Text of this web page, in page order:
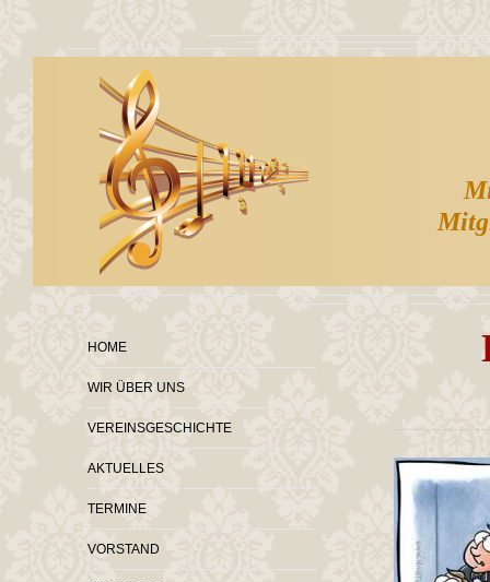
HOME
WIR ÜBER UNS
VEREINSGESCHICHTE
AKTUELLES
TERMINE
VORSTAND